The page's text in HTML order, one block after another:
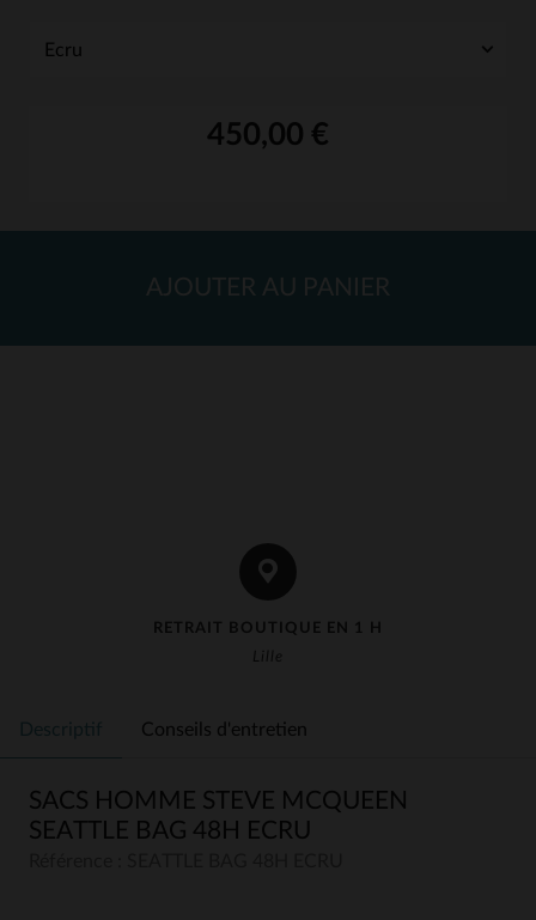
450,00 €
AJOUTER AU PANIER
RETRAIT BOUTIQUE EN 1 H
Lille
Descriptif Conseils d'entretien
SACS HOMME STEVE MCQUEEN
SEATTLE BAG 48H ECRU